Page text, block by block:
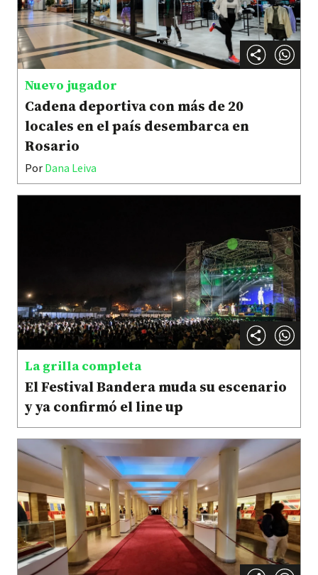
Nuevo jugador
Cadena deportiva con más de 20
locales en el país desembarca en
Rosario
Por Dana Leiva
La grilla completa
El Festival Bandera muda su escenario
y ya confirmó el line up